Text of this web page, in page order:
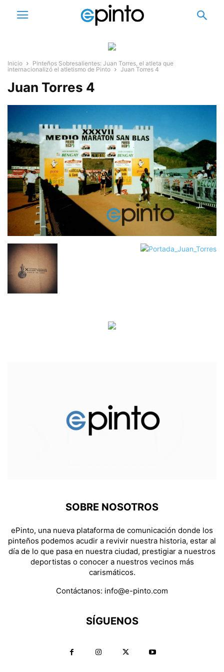
Inicio
Pinteños Sobresalientes: Juan Torres, el atleta que
internacionalizó el atletismo de Pinto
Juan Torres 4
Juan Torres 4
SOBRE NOSOTROS
ePinto, una nueva plataforma de comunicación donde los
pinteños podemos acudir a revivir nuestra historia, estar al
día de lo que pasa en nuestra ciudad, prestigiar a nuestros
deportistas o conocer a nuestros vecinos más
carismáticos.
Contáctanos: info@e-pinto.com
SÍGUENOS